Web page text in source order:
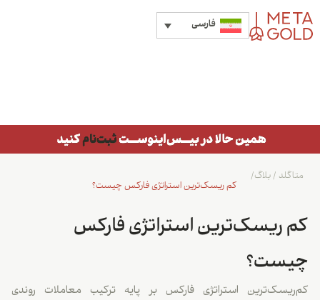
فارسی
کم ریسک‌ترین استراتژی فارکس چیست؟
متاگلد /بلاگ/
کم ریسک‌ترین استراتژی فارکس
چیست؟
کم‌ریسک‌ترین استراتژی فارکس بر پایه ترکیب معاملات روندی